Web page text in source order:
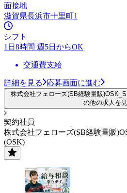
面接地
滋賀県長浜市十里町1
シフト
1日8時間 週5日からOK
交通費支給
詳細を見る 応募画面に進む
株式会社フェローズ(SB経験量販
の他の求人を
契約社員
株式会社フェローズ(SB経験量販
(OSK)